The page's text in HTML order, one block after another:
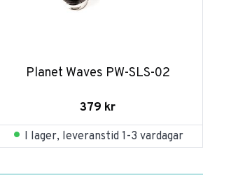
Planet Waves PW-SLS-02
379 kr
I lager, leveranstid 1-3 vardagar